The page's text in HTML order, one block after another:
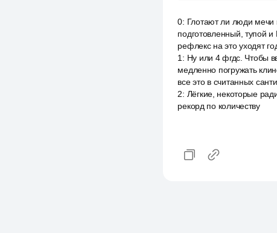
0: Глотают ли люди мечи
подготовленный, тупой
рефлекс на это уходят
1 : Ну или 4 фгдс. Чтобы
медленно погружать
все это в считанных
2: Лёгкие, некоторые
рекорд по количеству